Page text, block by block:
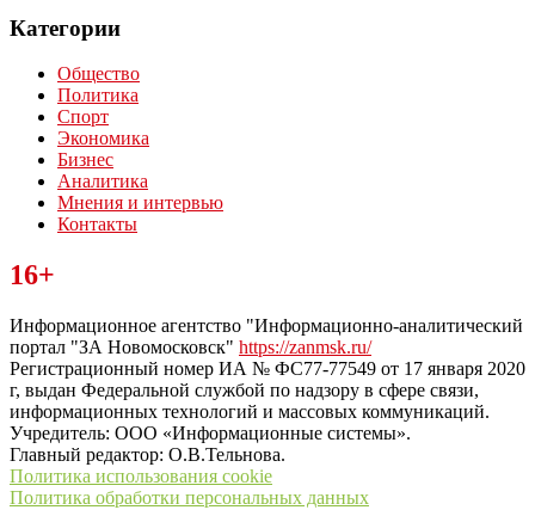
Категории
Общество
Политика
Спорт
Экономика
Бизнес
Аналитика
Мнения и интервью
Контакты
Читайте последние новости дня в Тульской области на сайте
“ЗаНовомосковск”
16+
Информационное агентство "Информационно-аналитический
портал "ЗА Новомосковск" https://zanmsk.ru/
Регистрационный номер ИА № ФС77-77549 от 17 января 2020
г, выдан Федеральной службой по надзору в сфере связи,
информационных технологий и массовых коммуникаций.
Учредитель: ООО «Информационные системы».
Главный редактор: О.В.Тельнова.
Политика использования cookie
Политика обработки персональных данных